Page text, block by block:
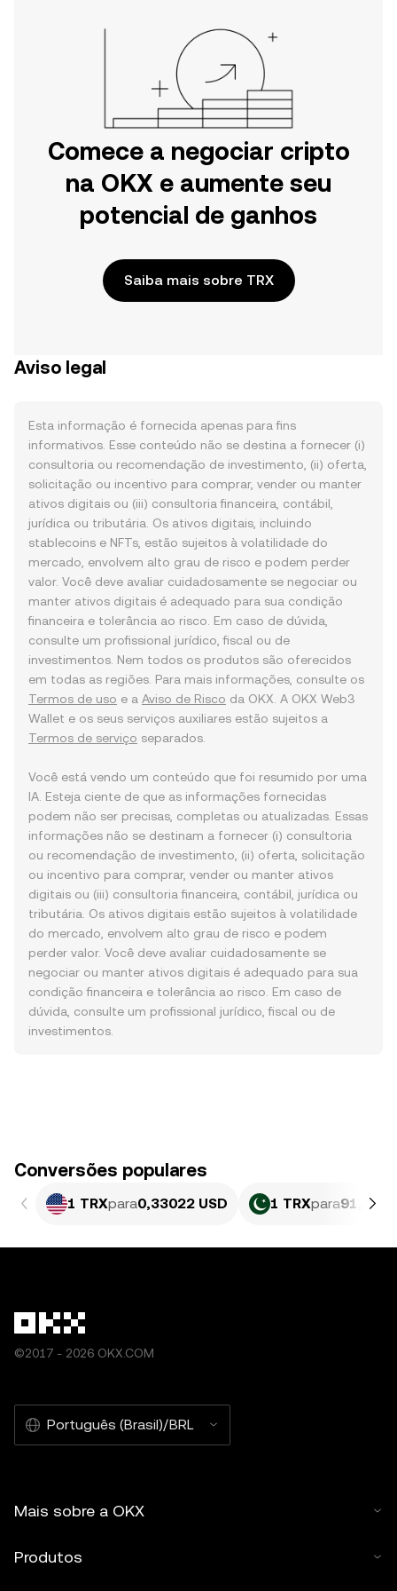
Comece a negociar cripto
na OKX e aumente seu
potencial de ganhos
Saiba mais sobre TRX
Aviso legal
Esta informação é fornecida apenas para fins
informativos. Esse conteúdo não se destina a fornecer (i)
consultoria ou recomendação de investimento, (ii) oferta,
solicitação ou incentivo para comprar, vender ou manter
ativos digitais ou (iii) consultoria financeira, contábil,
jurídica ou tributária. Os ativos digitais, incluindo
stablecoins e NFTs, estão sujeitos à volatilidade do
mercado, envolvem alto grau de risco e podem perder
valor. Você deve avaliar cuidadosamente se negociar ou
manter ativos digitais é adequado para sua condição
financeira e tolerância ao risco. Em caso de dúvida,
consulte um profissional jurídico, fiscal ou de
investimentos. Nem todos os produtos são oferecidos
em todas as regiões. Para mais informações, consulte os
Termos de uso e a Aviso de Risco da OKX. A OKX Web3
Wallet e os seus serviços auxiliares estão sujeitos a
Termos de serviço separados.
Você está vendo um conteúdo que foi resumido por uma
IA. Esteja ciente de que as informações fornecidas
podem não ser precisas, completas ou atualizadas. Essas
informações não se destinam a fornecer (i) consultoria
ou recomendação de investimento, (ii) oferta, solicitação
ou incentivo para comprar, vender ou manter ativos
digitais ou (iii) consultoria financeira, contábil, jurídica ou
tributária. Os ativos digitais estão sujeitos à volatilidade
do mercado, envolvem alto grau de risco e podem
perder valor. Você deve avaliar cuidadosamente se
negociar ou manter ativos digitais é adequado para sua
condição financeira e tolerância ao risco. Em caso de
dúvida, consulte um profissional jurídico, fiscal ou de
investimentos.
Conversões populares
1 TRXpara0,33022 USD 1 TRXpara91,75
©2017 - 2026 OKX.COM
Português (Brasil)/BRL
Mais sobre a OKX
Produtos